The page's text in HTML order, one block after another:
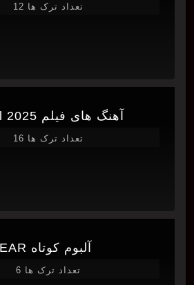
تعداد ترک ها 12
آهنگ های فیلم Normal 2025
تعداد ترک ها 16
آلبوم کوتاه FEAR
تعداد ترک ها 6